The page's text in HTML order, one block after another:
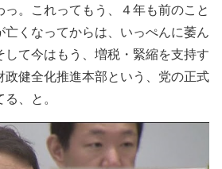
っ。これってもう、４年も前のこと
亡くなってからは、いっぺんに萎ん
して今はもう、増税・緊縮を支持す
政健全化推進本部という、党の正式
、と。